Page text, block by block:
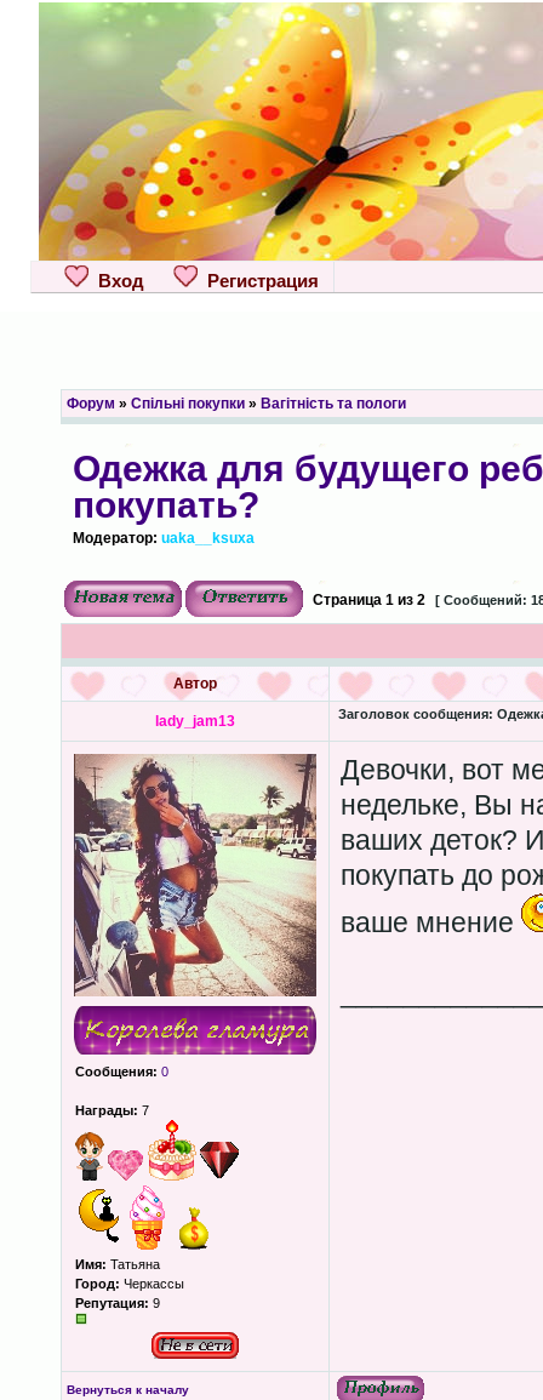
Вход Регистрация
Форум » Спільні покупки» Вагітність та пологи
Одежка для будущего
покупать?
Модератор: uaka__ksuxa
Страница 1из 2 [ Сообщений:
Автор
lady_jam13 Заголовок сообщения:
Сообщения: 0
Награды: 7
Имя: Татьяна
Город: Черкассы
Репутация: 9
Девочки, вот
недельке, Вы
ваших деток?
покупать до
ваше мнение
Вернуться к началу